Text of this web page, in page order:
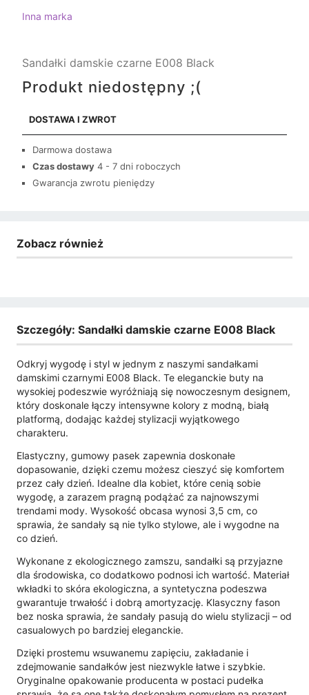
Inna marka
Sandałki damskie czarne E008 Black
Produkt niedostępny ;(
DOSTAWA I ZWROT
Darmowa dostawa
Czas dostawy 4 - 7 dni roboczych
Gwarancja zwrotu pieniędzy
Zobacz również
Szczegóły: Sandałki damskie czarne E008 Black
Odkryj wygodę i styl w jednym z naszymi sandałkami
damskimi czarnymi E008 Black. Te eleganckie buty na
wysokiej podeszwie wyróżniają się nowoczesnym designem,
który doskonale łączy intensywne kolory z modną, białą
platformą, dodając każdej stylizacji wyjątkowego
charakteru.
Elastyczny, gumowy pasek zapewnia doskonałe
dopasowanie, dzięki czemu możesz cieszyć się komfortem
przez cały dzień. Idealne dla kobiet, które cenią sobie
wygodę, a zarazem pragną podążać za najnowszymi
trendami mody. Wysokość obcasa wynosi 3,5 cm, co
sprawia, że sandały są nie tylko stylowe, ale i wygodne na
co dzień.
Wykonane z ekologicznego zamszu, sandałki są przyjazne
dla środowiska, co dodatkowo podnosi ich wartość. Materiał
wkładki to skóra ekologiczna, a syntetyczna podeszwa
gwarantuje trwałość i dobrą amortyzację. Klasyczny fason
bez noska sprawia, że sandały pasują do wielu stylizacji – od
casualowych po bardziej eleganckie.
Dzięki prostemu wsuwanemu zapięciu, zakładanie i
zdejmowanie sandałków jest niezwykle łatwe i szybkie.
Oryginalne opakowanie producenta w postaci pudełka